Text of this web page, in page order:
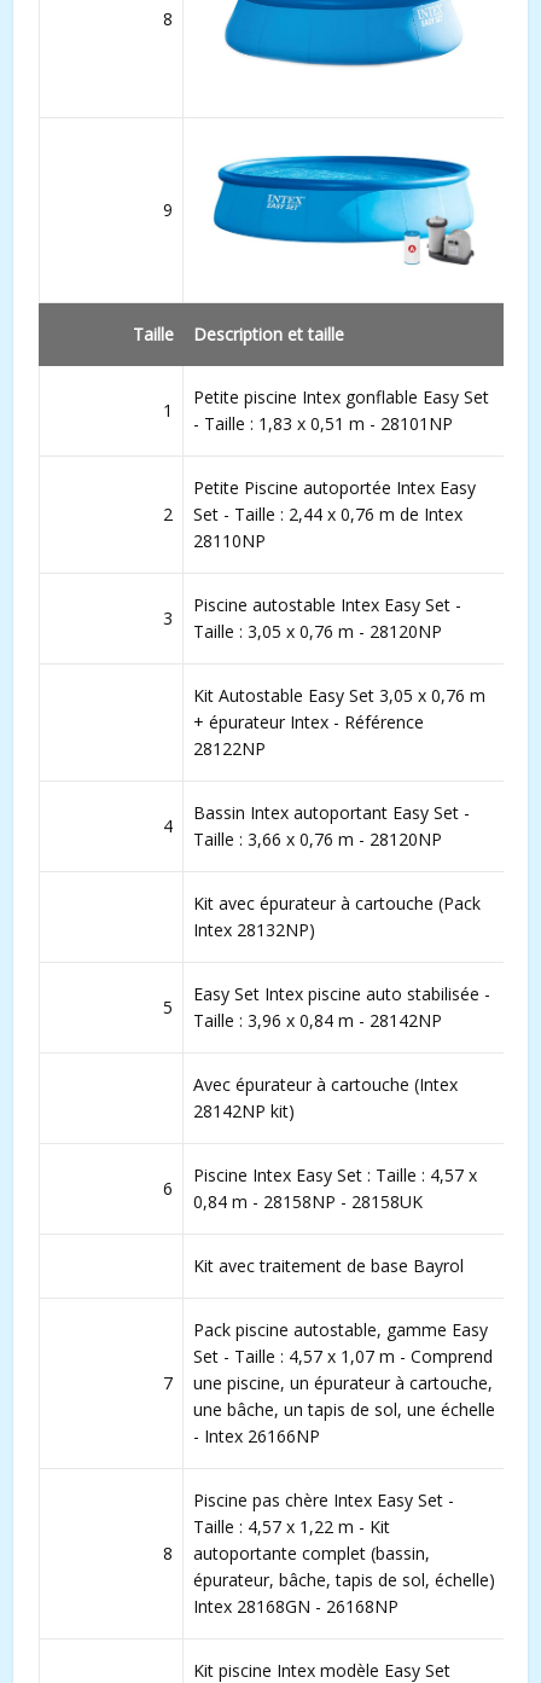
8
9
Taille Description et taille
1
Petite piscine Intex gonflable Easy Set
- Taille : 1,83 x 0,51 m - 28101NP
2
Petite Piscine autoportée Intex Easy
Set - Taille : 2,44 x 0,76 m de Intex
28110NP
3
Piscine autostable Intex Easy Set -
Taille : 3,05 x 0,76 m - 28120NP
Kit Autostable Easy Set 3,05 x 0,76 m
+ épurateur Intex - Référence
28122NP
4
Bassin Intex autoportant Easy Set -
Taille : 3,66 x 0,76 m - 28120NP
Kit avec épurateur à cartouche (Pack
Intex 28132NP)
5
Easy Set Intex piscine auto stabilisée -
Taille : 3,96 x 0,84 m - 28142NP
Avec épurateur à cartouche (Intex
28142NP kit)
6
Piscine Intex Easy Set : Taille : 4,57 x
0,84 m - 28158NP - 28158UK
Kit avec traitement de base Bayrol
7
Pack piscine autostable, gamme Easy
Set - Taille : 4,57 x 1,07 m - Comprend
une piscine, un épurateur à cartouche,
une bâche, un tapis de sol, une échelle
- Intex 26166NP
8
Piscine pas chère Intex Easy Set -
Taille : 4,57 x 1,22 m - Kit
autoportante complet (bassin,
épurateur, bâche, tapis de sol, échelle)
Intex 28168GN - 26168NP
Kit piscine Intex modèle Easy Set